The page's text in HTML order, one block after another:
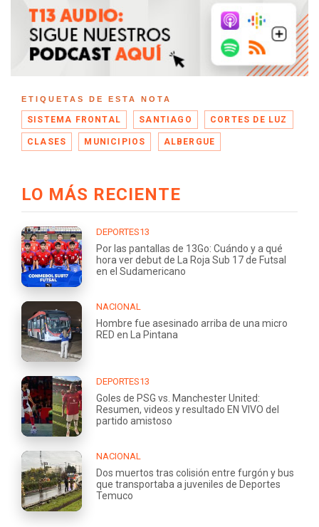
ETIQUETAS DE ESTA NOTA
SISTEMA FRONTAL SANTIAGO CORTES DE LUZ
CLASES MUNICIPIOS ALBERGUE
LO MÁS RECIENTE
DEPORTES13
Por las pantallas de 13Go: Cuándo y a qué
hora ver debut de La Roja Sub 17 de Futsal
en el Sudamericano
NACIONAL
Hombre fue asesinado arriba de una micro
RED en La Pintana
DEPORTES13
Goles de PSG vs. Manchester United:
Resumen, videos y resultado EN VIVO del
partido amistoso
NACIONAL
Dos muertos tras colisión entre furgón y bus
que transportaba a juveniles de Deportes
Temuco